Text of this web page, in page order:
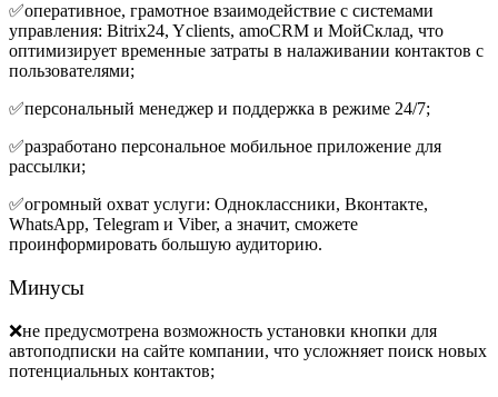
✅оперативное, грамотное взаимодействие с системами
управления: Bitrix24, Yclients, amoCRM и МойСклад, что
оптимизирует временные затраты в налаживании контактов с
пользователями;
✅персональный менеджер и поддержка в режиме 24/7;
✅разработано персональное мобильное приложение для
рассылки;
✅огромный охват услуги: Одноклассники, Вконтакте,
WhatsApp, Telegram и Viber, а значит, сможете
проинформировать большую аудиторию.
Минусы
❌не предусмотрена возможность установки кнопки для
автоподписки на сайте компании, что усложняет поиск новых
потенциальных контактов;